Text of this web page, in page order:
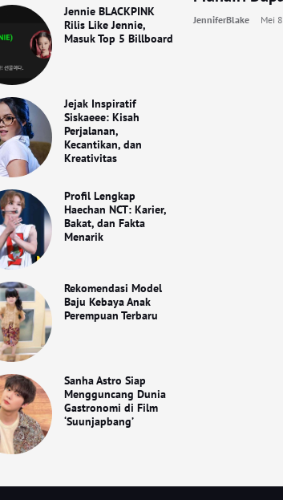
Jennie BLACKPINK
Rilis Like Jennie,
Masuk Top 5 Billboard
Jejak Inspiratif
Siskaeee: Kisah
Perjalanan,
Kecantikan, dan
Kreativitas
Profil Lengkap
Haechan NCT: Karier,
Bakat, dan Fakta
Menarik
Rekomendasi Model
Baju Kebaya Anak
Perempuan Terbaru
Sanha Astro Siap
Mengguncang Dunia
Gastronomi di Film
‘Suunjapbang’
JenniferBlake Mei